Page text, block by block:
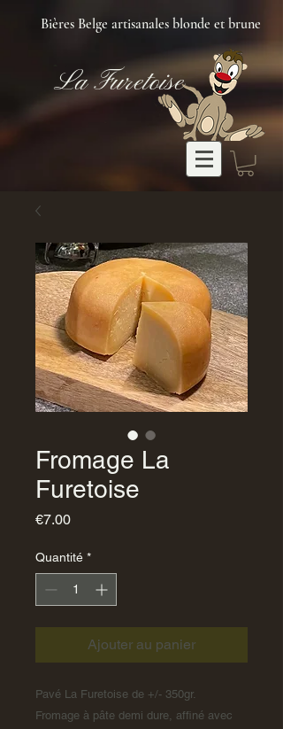
Bières Belge artisanales blonde et brune
La Furetoise
Fromage La
Furetoise
€7.00Prix
Quantité *
Ajouter au panier
Pavé La Furetoise de +/- 350gr.
Fromage à pâte demi dure, affiné avec